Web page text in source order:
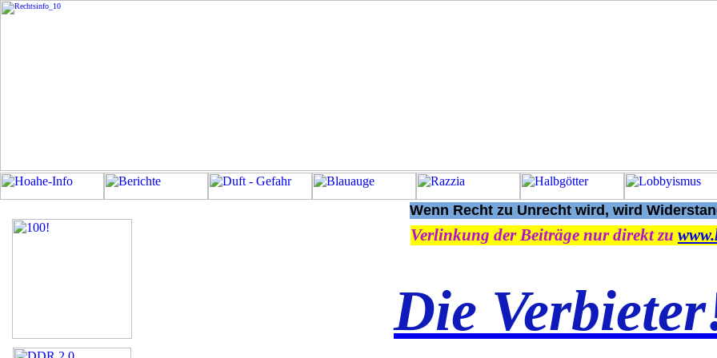
Wenn Recht zu Unrecht wird, wird
Verlinkung der Beiträge nur direkt zu
Die